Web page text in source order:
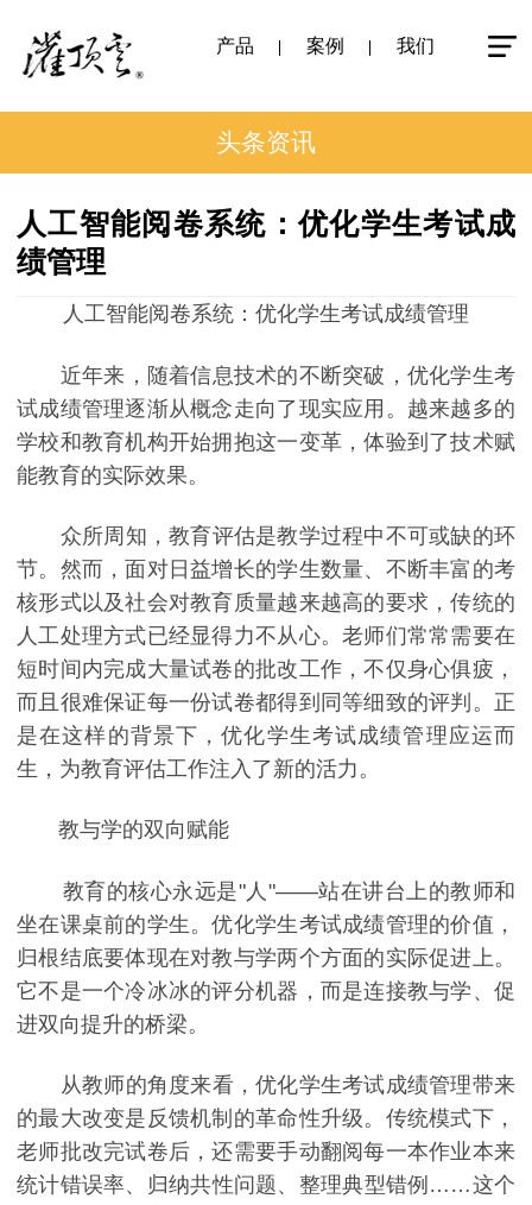
产品 案例 我们
头条资讯
人工智能阅卷系统：优化学生考试成
绩管理
人工智能阅卷系统：优化学生考试成绩管理
近年来，随着信息技术的不断突破，优化学生考
试成绩管理逐渐从概念走向了现实应用。越来越多的
学校和教育机构开始拥抱这一变革，体验到了技术赋
能教育的实际效果。
众所周知，教育评估是教学过程中不可或缺的环
节。然而，面对日益增长的学生数量、不断丰富的考
核形式以及社会对教育质量越来越高的要求，传统的
人工处理方式已经显得力不从心。老师们常常需要在
短时间内完成大量试卷的批改工作，不仅身心俱疲，
而且很难保证每一份试卷都得到同等细致的评判。正
是在这样的背景下，优化学生考试成绩管理应运而
生，为教育评估工作注入了新的活力。
教与学的双向赋能
教育的核心永远是"人"——站在讲台上的教师和
坐在课桌前的学生。优化学生考试成绩管理的价值，
归根结底要体现在对教与学两个方面的实际促进上。
它不是一个冷冰冰的评分机器，而是连接教与学、促
进双向提升的桥梁。
从教师的角度来看，优化学生考试成绩管理带来
的最大改变是反馈机制的革命性升级。传统模式下，
老师批改完试卷后，还需要手动翻阅每一本作业本来
统计错误率、归纳共性问题、整理典型错例……这个